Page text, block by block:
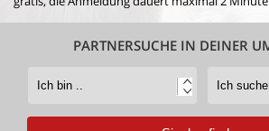
PARTNERSUCHE IN DEINER